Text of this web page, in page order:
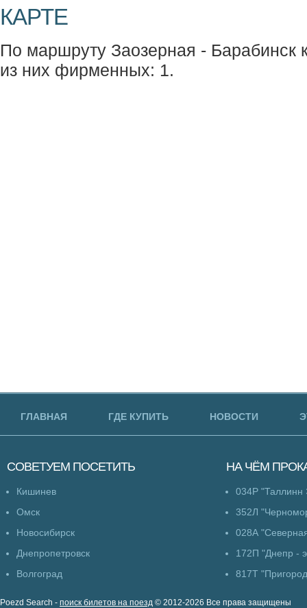
КАРТЕ
По маршруту Заозерная - Барабинск
из них фирменных: 1.
ГЛАВНАЯ ГДЕ КУПИТЬ НОВОСТИ
СОВЕТУЕМ ПОСЕТИТЬ
Кишинев
Омск
Новосибирск
Днепропетровск
Волгоград
НА ЧЁМ
034Р "Таллинн
352Л
028А
172П "Днепр -
817Т
Poezd Search - поиск билетов на поезд © 2012-2026 Все права защищены